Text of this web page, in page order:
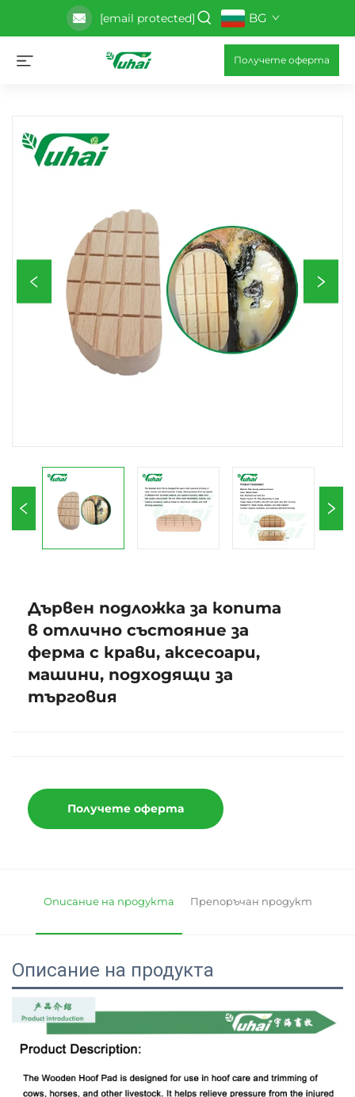
[email protected] BG
Получете оферта
Дървен подложка за копита
в отлично състояние за
ферма с крави, аксесоари,
машини, подходящи за
търговия
Получете оферта
Описание на продукта Препоръчан продукт
Описание на продукта